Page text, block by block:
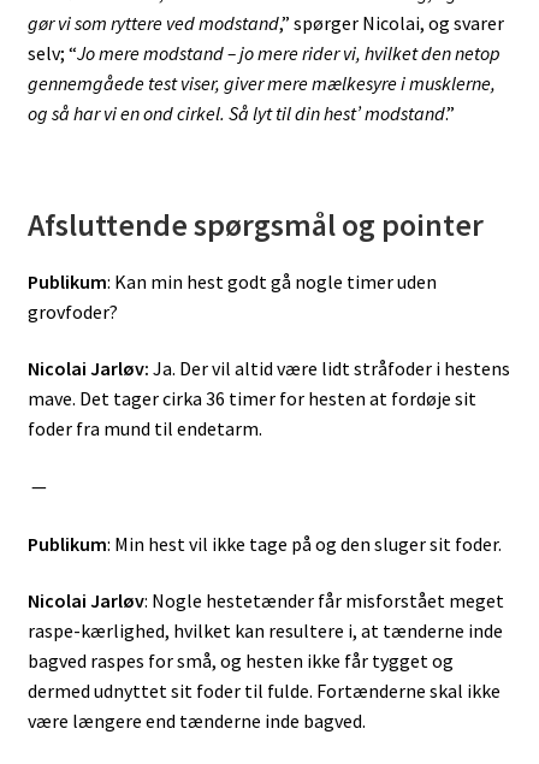
gør vi som ryttere ved modstand,” spørger Nicolai, og svarer
selv; “Jo mere modstand – jo mere rider vi, hvilket den netop
gennemgåede test viser, giver mere mælkesyre i musklerne,
og så har vi en ond cirkel. Så lyt til din hest’ modstand.”
Afsluttende spørgsmål og pointer
Publikum: Kan min hest godt gå nogle timer uden
grovfoder?
Nicolai Jarløv: Ja. Der vil altid være lidt stråfoder i hestens
mave. Det tager cirka 36 timer for hesten at fordøje sit
foder fra mund til endetarm.
—
Publikum: Min hest vil ikke tage på og den sluger sit foder.
Nicolai Jarløv: Nogle hestetænder får misforstået meget
raspe-kærlighed, hvilket kan resultere i, at tænderne inde
bagved raspes for små, og hesten ikke får tygget og
dermed udnyttet sit foder til fulde. Fortænderne skal ikke
være længere end tænderne inde bagved.